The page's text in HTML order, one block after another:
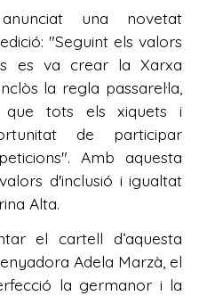
una novetat
"Seguint els valors
es va crear la Xarxa
la regla passarel·la,
tots els xiquets i
de participar
Amb aquesta
d'inclusió i igualtat
Alta.
el cartell d’aquesta
Adela Marzà, el
la germanor i la